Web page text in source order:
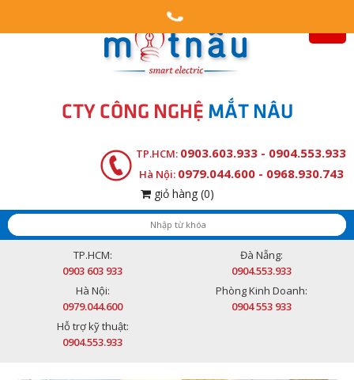
CTY CÔNG NGHỆ MẮT NÂU
TP.HCM: 0903.603.933 - 0904.553.933
Hà Nội: 0979.044.600 - 0968.930.743
giỏ hàng (0)
TP.HCM:
0903 603 933
Đà Nẵng:
0904.553.933
Hà Nội:
0979.044.600
Phòng Kinh Doanh:
0904 553 933
Hỗ trợ kỹ thuật:
0904.553.933